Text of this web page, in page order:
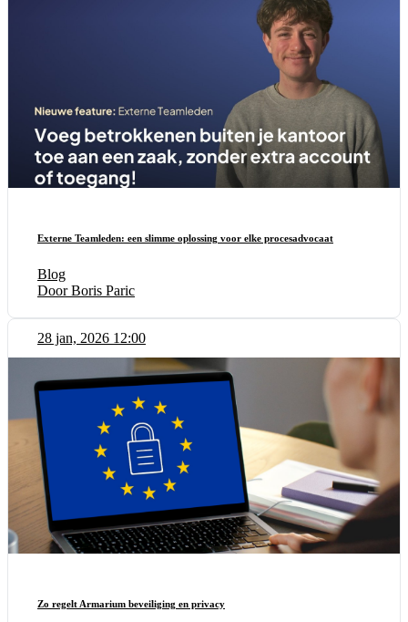
Externe Teamleden: een slimme oplossing voor elke procesadvocaat
Blog
Door Boris Paric
28 jan, 2026 12:00
Zo regelt Armarium beveiliging en privacy